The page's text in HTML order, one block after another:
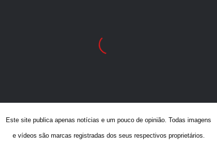
Este site publica apenas notícias e um pouco de opinião. Todas imagens
e vídeos são marcas registradas dos seus respectivos proprietários.